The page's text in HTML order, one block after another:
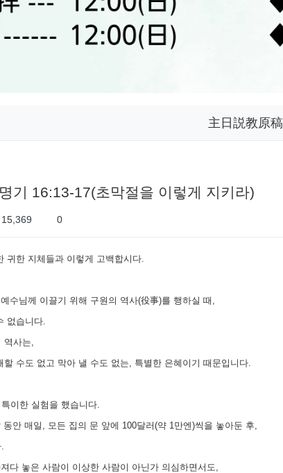
主日説教原稿
기 16:13-17(초막절을 이렇게 지키라)
15,369 0
귀한 지체들과 이렇게 고백합시다.
수님께 이끌기 위해 구원의 역사(役事)를 행하실 때,
없습니다.
사는,
수도 없고 막아 낼 수도 없는, 특별한 은혜이기 때문입니다.
이한 실험을 했습니다.
안 매일, 모든 집의 문 앞에 100달러(약 1만엔)씩을 놓아둔 후,
다 놓은 사람이 이상한 사람이 아닌가 의심하면서도,